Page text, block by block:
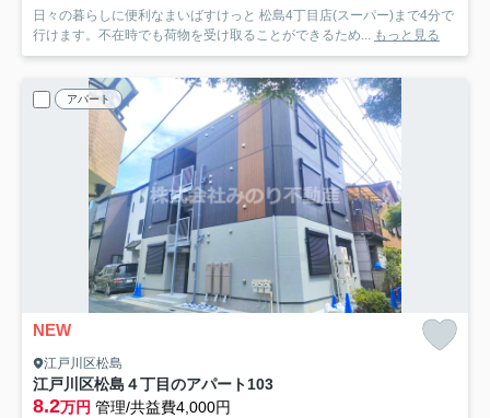
日々の暮らしに便利なまいばすけっと 松島4丁目店(スーパー)まで4分で
行けます。不在時でも荷物を受け取ることができるため...
もっと見る
アパート
NEW
江戸川区松島
江戸川区松島４丁目のアパート103
8.2万円 管理/共益費4,000円